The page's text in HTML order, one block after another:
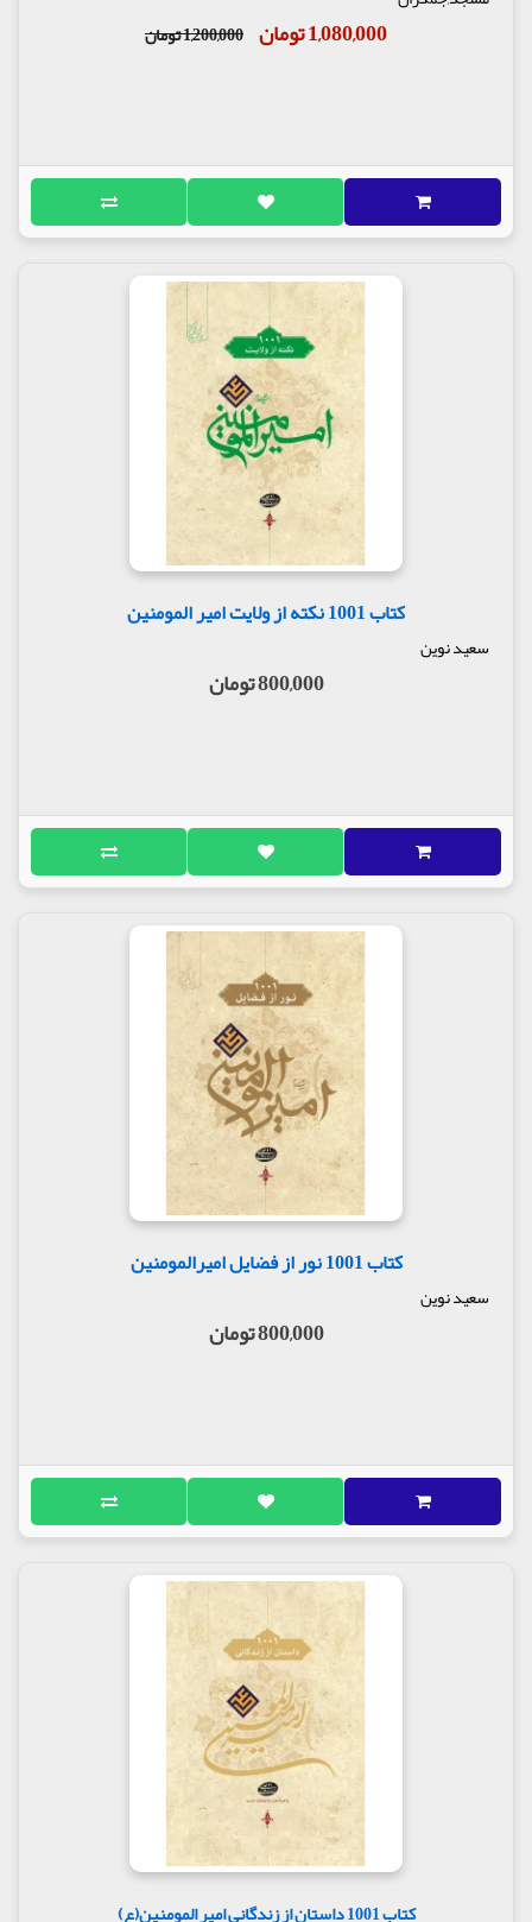
1,080,000 تومان 1,200,000 تومان
کتاب 1001 نکته از ولایت امیر المومنین
سعید نوین
800,000 تومان
کتاب 1001 نور از فضایل امیرالمومنین
سعید نوین
800,000 تومان
کتاب 1001 داستان از زندگانی امیر المومنین(ع)